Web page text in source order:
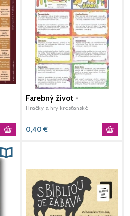
Farebný život -
vystrihovačka A4
Hračky a hry kresťanské
0,40 €